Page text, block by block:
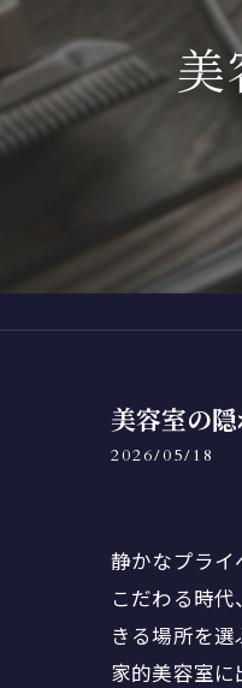
美容室の
2026/05/18
静かなプラ
こだわる時
きる場所を
家的美容室に